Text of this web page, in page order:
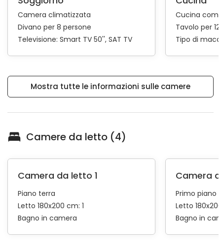
Camera climatizzata
Divano per 8 persone
Televisione: Smart TV 50'' SAT TV
Cucina
Tavolo per
Tipo di
Mostra tutte le informazioni sulle camere
Camere da letto (4)
Camera da letto 1
Piano terra
Letto 180x200 cm: 1
Bagno in camera
Camera
Primo piano
Letto
Bagno in